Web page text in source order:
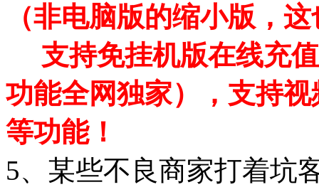
（非电脑版的缩小版，
支持免挂机版在线充
功能全网独家），支持
等功能！
5、某些不良商家打着坑